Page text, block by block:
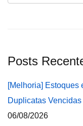
Posts
[Melhoria] Estoques
Duplicatas
06/08/2026